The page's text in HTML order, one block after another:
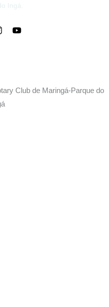
Ingá.
Youtube
Club de Maringá-Parque do